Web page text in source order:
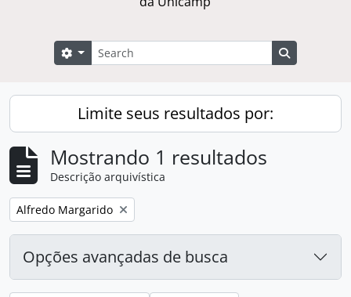
Buscar
Opções de busca
Limite seus resultados por:
Mostrando 1 resultados
Descrição arquivística
Remover filtro:
Alfredo Margarido
Opções avançadas de busca